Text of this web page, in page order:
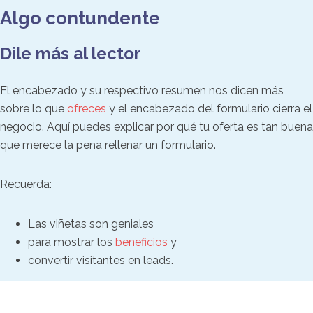
Algo contundente
Dile más al lector
El encabezado y su respectivo resumen nos dicen más
sobre lo que ofreces y el encabezado del formulario cierra el
negocio. Aquí puedes explicar por qué tu oferta es tan buena
que merece la pena rellenar un formulario.
Recuerda:
Las viñetas son geniales
para mostrar los beneficios y
convertir visitantes en leads.